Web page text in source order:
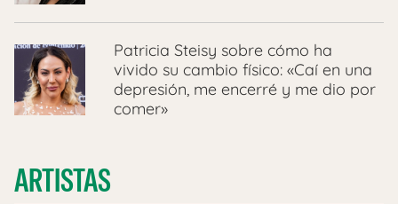
Patricia Steisy sobre cómo ha
vivido su cambio físico: «Caí en una
depresión, me encerré y me dio por
comer»
ARTISTAS